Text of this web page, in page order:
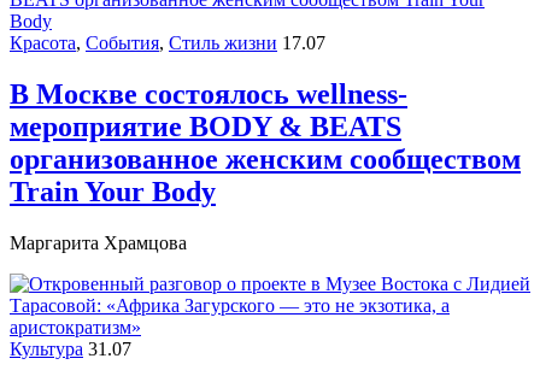
Красота, События, Стиль жизни 17.07
В Москве состоялось wellness-
мероприятие BODY & BEATS
организованное женским сообществом
Train Your Body
Маргарита Храмцова
Культура 31.07